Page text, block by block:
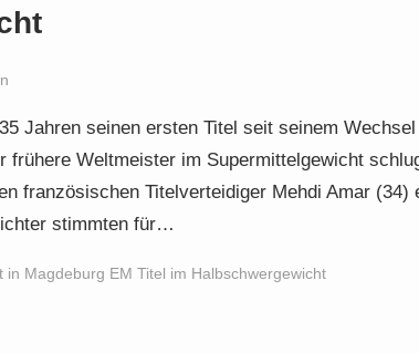
Jahren seinen ersten Titel seit seinem
frühere Weltmeister im Supermittelgewicht
französischen Titelverteidiger Mehdi Amar (34)
stimmten für…
in Magdeburg EM Titel im Halbschwergewicht